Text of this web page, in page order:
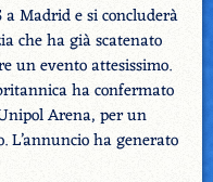
Madrid e si concluderà
che ha già scatenato
un evento attesissimo.
ha confermato
Arena, per un
L’annuncio ha generato